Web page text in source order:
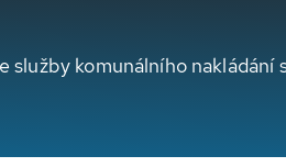
komunálního nakládání